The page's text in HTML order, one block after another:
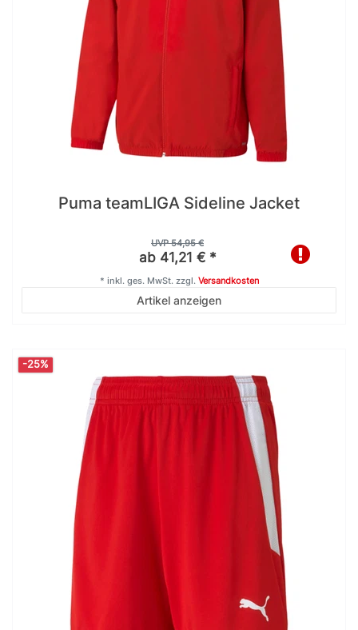
Puma teamLIGA Sideline Jacket
UVP 54,95 €
ab 41,21 € *
Artikel anzeigen
* inkl. ges. MwSt.zzgl. Versandkosten
-25%